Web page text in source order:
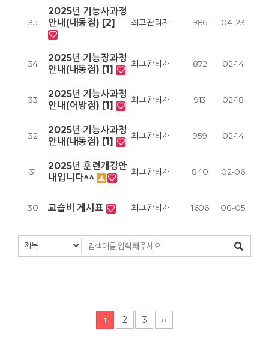
35
2025년 기능사과정
안내(내동점) [2]
최고관리자 986 04-23
34
2025년 기능장과정
안내(내동점) [1]
최고관리자 872 02-14
33
2025년 기능사과정
안내(어방점) [1]
최고관리자 913 02-18
32
2025년 기능사과정
안내(내동점) [1]
최고관리자 959 02-14
31
2025년 훈련개강안
내입니다^^
최고관리자 840 02-06
30 교습비 게시표 최고관리자 1606 08-05
1 2 3